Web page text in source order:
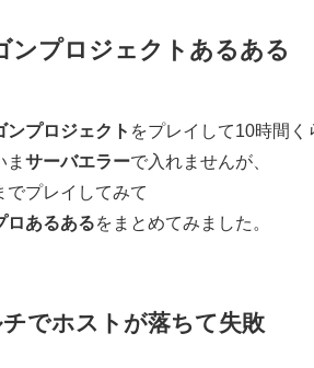
ンプロジェクトあるある
ンプロジェクト をプレイして10時間く
ま サーバエラーで入れませんが、
でプレイしてみて
ロあるあるをまとめてみました。
でホストが落ちて失敗